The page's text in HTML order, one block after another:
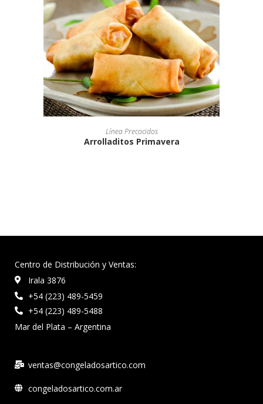
Línea Precocidos
Arrolladitos Primavera
Centro de Distribución y Ventas:
Irala 3876
+54 (223) 489-5459
+54 (223) 489-5488
Mar del Plata – Argentina
ventas@congeladosartico.com
congeladosartico.com.ar